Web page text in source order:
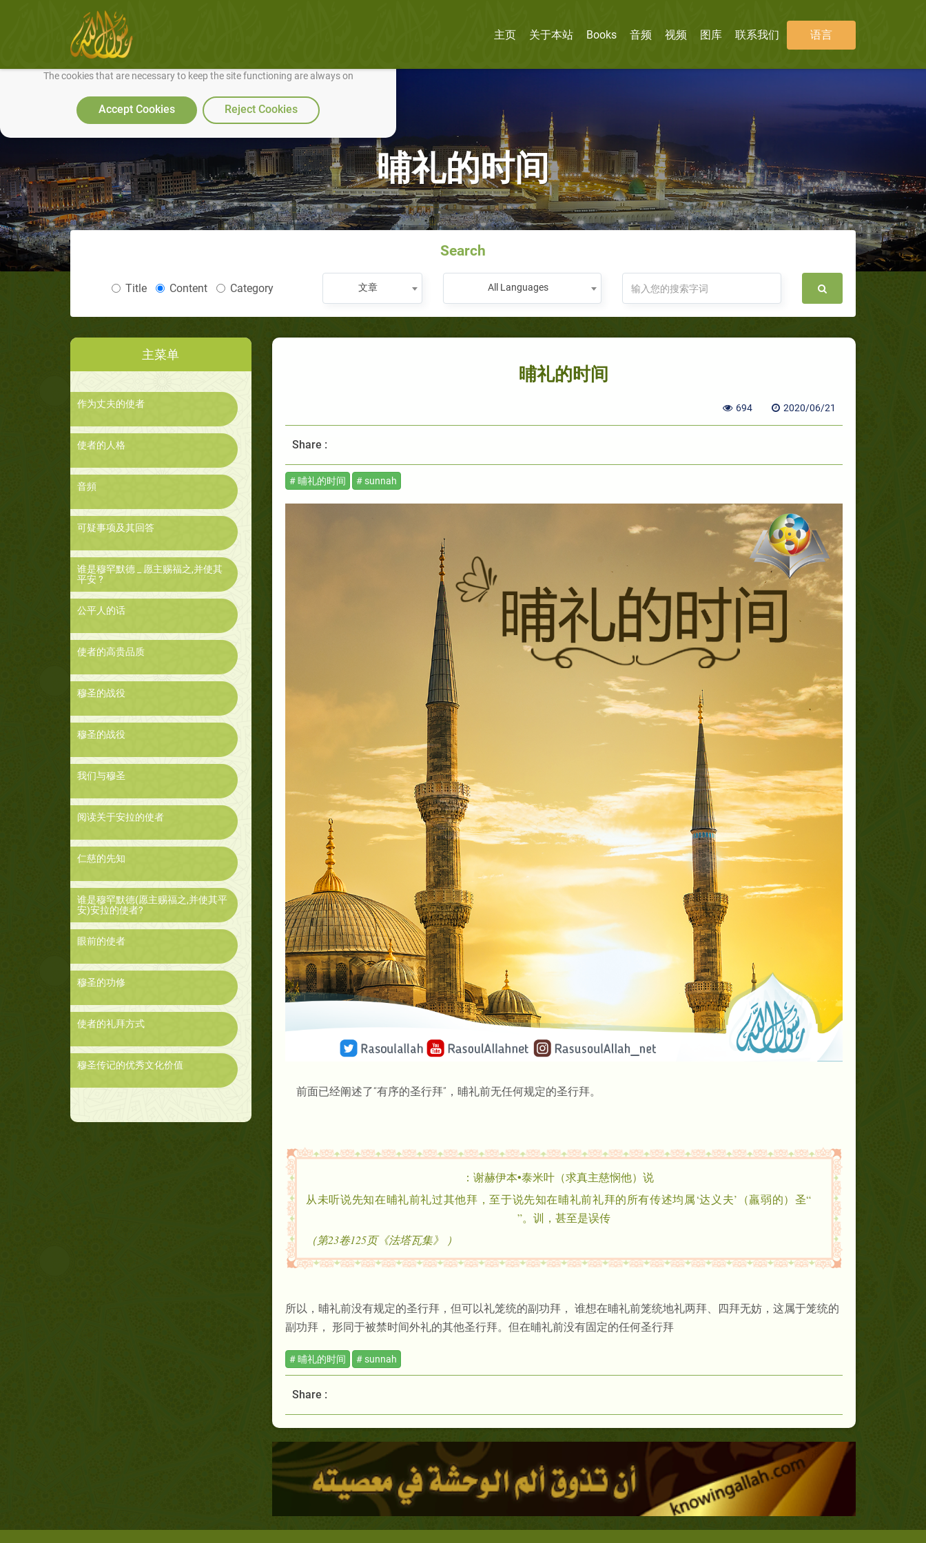
We use cookies to make our site work well for you and so we can continually improve it.
The cookies that are necessary to keep the site functioning are always on
Accept Cookies Reject Cookies
主页 关于本站 Books 音频 视频 图库 联系我们 语言
晡礼的时间
Search
Title Content Category 文章 All Languages
主菜单
作为丈夫的使者
使者的人格
音頻
可疑事项及其回答
谁是穆罕默德 _ 愿主赐福之,并使其
平安 ?
公平人的话
使者的高贵品质
穆圣的战役
穆圣的战役
我们与穆圣
阅读关于安拉的使者
仁慈的先知
谁是穆罕默德(愿主赐福之,并使其平
安)安拉的使者?
眼前的使者
穆圣的功修
使者的礼拜方式
穆圣传记的优秀文化价值
晡礼的时间
694 2020/06/21
Share :
# 晡礼的时间 # sunnah
前面已经阐述了“有序的圣行拜”，晡礼前无任何规定的圣行拜。
谢赫伊本•泰米叶（求真主慈悯他）说：
“从未听说先知在晡礼前礼过其他拜，至于说先知在晡礼前礼拜的所有传述均属‘达义夫’（羸弱的）圣
训，甚至是误传。”
（ 《法塔瓦集》第23卷125页）
所以，晡礼前没有规定的圣行拜，但可以礼笼统的副功拜， 谁想在晡礼前笼统地礼两拜、四拜无妨，这属于笼统的
副功拜， 形同于被禁时间外礼的其他圣行拜。但在晡礼前没有固定的任何圣行拜
# 晡礼的时间 # sunnah
Share :